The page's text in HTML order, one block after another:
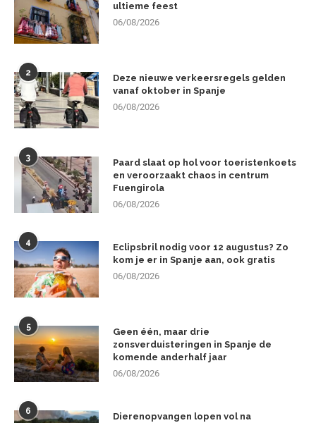
ultieme feest
06/08/2026
2
Deze nieuwe verkeersregels gelden
vanaf oktober in Spanje
06/08/2026
3
Paard slaat op hol voor toeristenkoets
en veroorzaakt chaos in centrum
Fuengirola
06/08/2026
4
Eclipsbril nodig voor 12 augustus? Zo
kom je er in Spanje aan, ook gratis
06/08/2026
5
Geen één, maar drie
zonsverduisteringen in Spanje de
komende anderhalf jaar
06/08/2026
6
Dierenopvangen lopen vol na